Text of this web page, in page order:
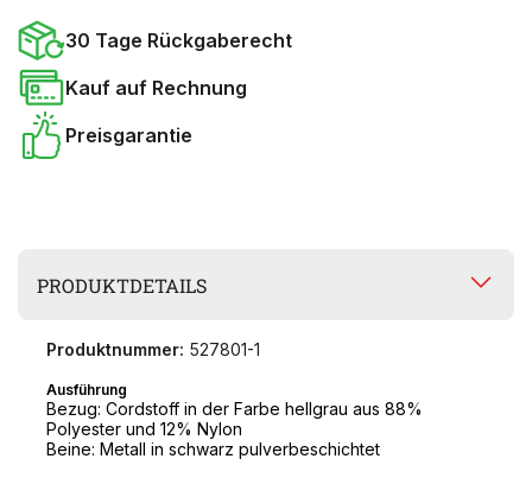
30 Tage Rückgaberecht
Kauf auf Rechnung
Preisgarantie
PRODUKTDETAILS
Produktnummer: 527801-1
Ausführung
Bezug: Cordstoff in der Farbe hellgrau aus 88%
Polyester und 12% Nylon
Beine: Metall in schwarz pulverbeschichtet